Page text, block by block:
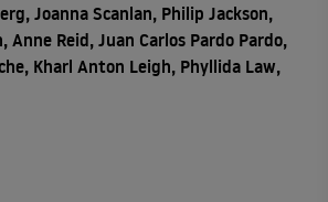
Joanna Scanlan, Philip Jackson,
Reid, Juan Carlos Pardo Pardo,
Kharl Anton Leigh, Phyllida Law,